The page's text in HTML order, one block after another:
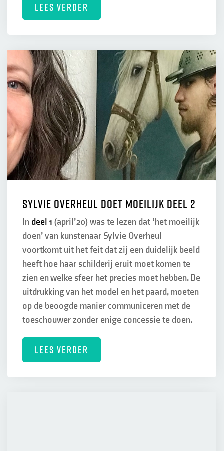
LEES VERDER
Sylvie Overheul doet moeilijk deel 2
In deel 1 (april’20) was te lezen dat ‘het moeilijk
doen’ van kunstenaar Sylvie Overheul
voortkomt uit het feit dat zij een duidelijk beeld
heeft hoe haar schilderij eruit moet komen te
zien en welke sfeer het precies moet hebben. De
uitdrukking van het model en het paard, moeten
op de beoogde manier communiceren met de
toeschouwer zonder enige concessie te doen.
LEES VERDER